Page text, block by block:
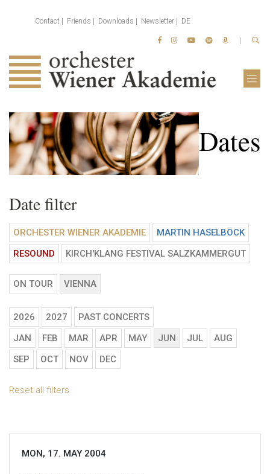
Contact Friends Downloads Newsletter DE
Dates
Date filter
ORCHESTER WIENER AKADEMIE
MARTIN HASELBÖCK
RESOUND
KIRCH'KLANG FESTIVAL SALZKAMMERGUT
ON TOUR VIENNA
2026 2027
PAST CONCERTS
JAN
FEB MAR APR MAY JUN JUL
AUG
SEP
OCT NOV DEC
Reset all filters
MON, 17. MAY 2004